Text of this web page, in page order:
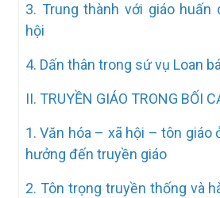
3. Trung thành với giáo huấn
hội
4. Dấn thân trong sứ vụ Loan
II. TRUYỀN GIÁO TRONG BỐI
1. Văn hóa – xã hội – tôn giáo
hưởng đến truyền giáo
2. Tôn trọng truyền thống và